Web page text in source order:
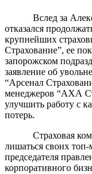
Вслед за
отказался
крупнейших
Страхование”, ее
запорожском
заявление об
“Арсенал
менеджеров “АХА
улучшить работу с
потерь.
Страховая
лишаться своих топ-
председателя
корпоративного